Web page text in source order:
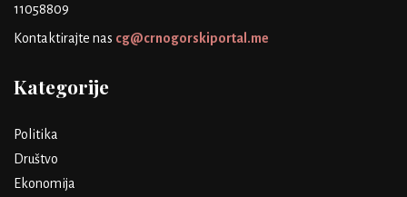
11058809
Kontaktirajte nas cg@crnogorskiportal.me
Kategorije
Politika
Društvo
Ekonomija